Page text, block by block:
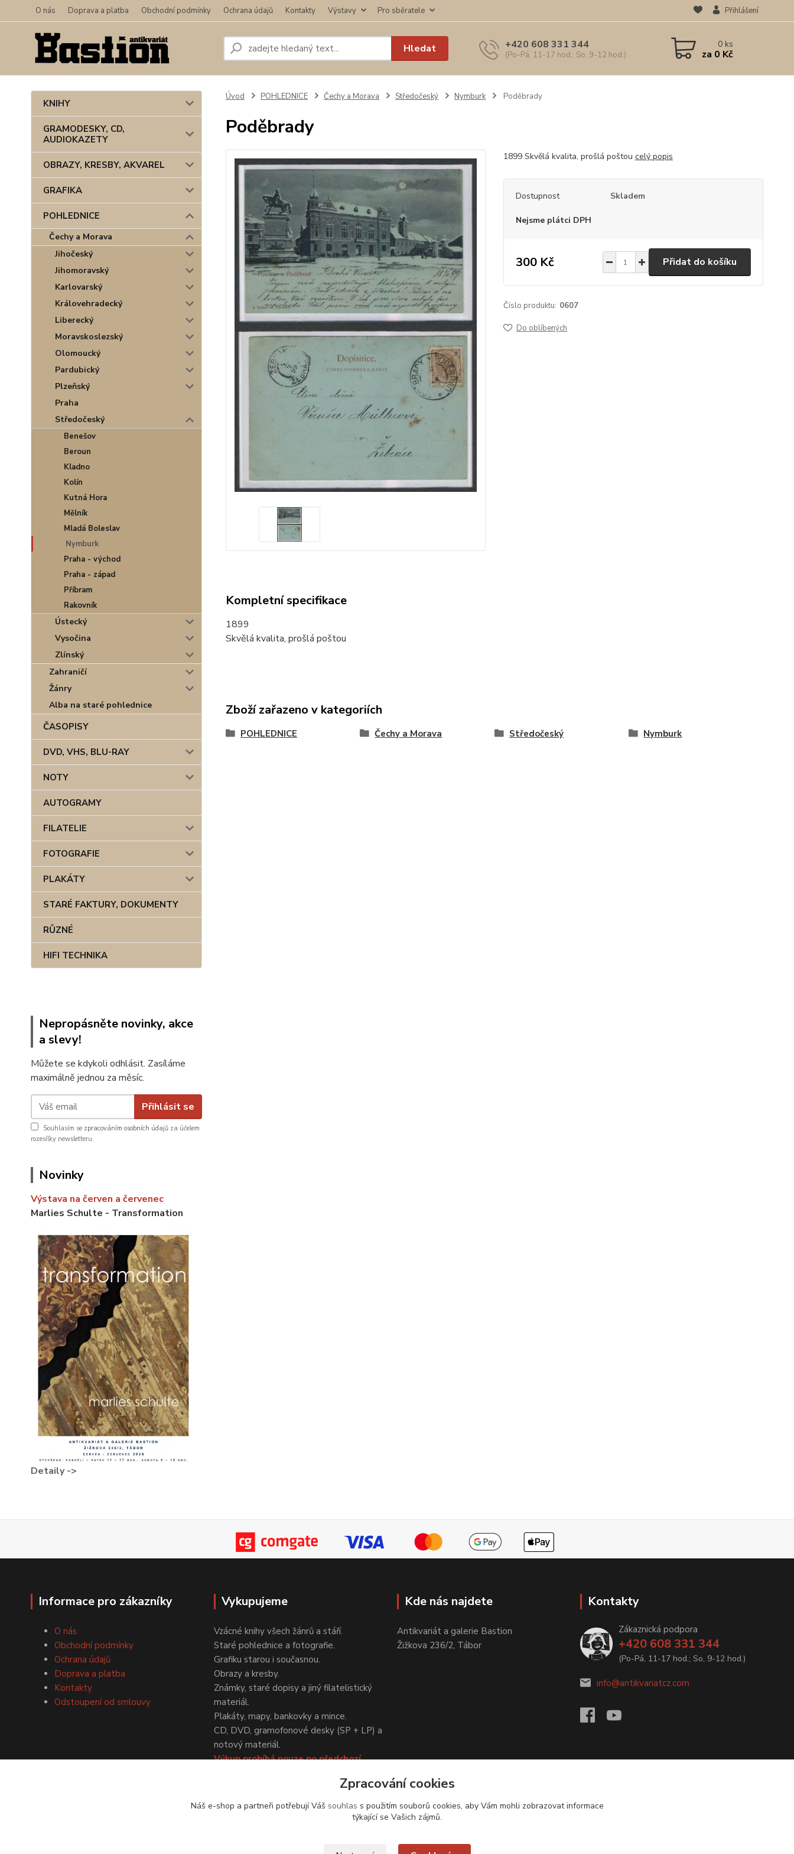
O nás Doprava a platba Obchodní podmínky Ochrana údajů Kontakty Výstavy Pro sběratele Přihlášení
Hledat +420 608 331 344
(Po-Pá, 11-17 hod.; So, 9-12 hod.)
0ks
za 0 Kč
KNIHY
GRAMODESKY, CD,
AUDIOKAZETY
OBRAZY, KRESBY, AKVAREL
GRAFIKA
POHLEDNICE
Čechy a Morava
Jihočeský
Jihomoravský
Karlovarský
Královehradecký
Liberecký
Moravskoslezský
Olomoucký
Pardubický
Plzeňský
Praha
Středočeský
Benešov
Beroun
Kladno
Kolín
Kutná Hora
Mělník
Mladá Boleslav
Nymburk
Praha - východ
Praha - západ
Příbram
Rakovník
Ústecký
Vysočina
Zlínský
Zahraničí
Žánry
Alba na staré pohlednice
ČASOPISY
DVD, VHS, BLU-RAY
NOTY
AUTOGRAMY
FILATELIE
FOTOGRAFIE
PLAKÁTY
STARÉ FAKTURY, DOKUMENTY
RŮZNÉ
HIFI TECHNIKA
Nepropásněte novinky, akce
a slevy!
Můžete se kdykoli odhlásit. Zasíláme
maximálně jednou za měsíc.
Přihlásit se
Souhlasím se zpracováním osobních údajů za účelem
rozesílky newsletteru.
Novinky
Výstava na červen a červenec
Marlies Schulte - Transformation
Detaily ->
Úvod POHLEDNICE Čechy a Morava Středočeský Nymburk Poděbrady
Poděbrady
1899 Skvělá kvalita, prošlá poštou celý popis
Dostupnost Skladem
Nejsme plátci DPH
300 Kč Přidat do košíku
Číslo produktu: 0607
Do oblíbených
Kompletní specifikace
1899
Skvělá kvalita, prošlá poštou
Zboží zařazeno v kategoriích
POHLEDNICE Čechy a Morava Středočeský Nymburk
Informace pro zákazníky
O nás
Obchodní podmínky
Ochrana údajů
Doprava a platba
Kontakty
Odstoupení od smlouvy
Vykupujeme
Vzácné knihy všech žánrů a stáří.
Staré pohlednice a fotografie.
Grafiku starou i současnou.
Obrazy a kresby.
Známky, staré dopisy a jiný filatelistický
materiál.
Plakáty, mapy, bankovky a mince.
CD, DVD, gramofonové desky (SP + LP) a
notový materiál.
Výkup probíhá pouze po předchozí
Kde nás najdete
Antikvariát a galerie Bastion
Žižkova 236/2, Tábor
Kontakty
Zákaznická podpora
+420 608 331 344
(Po-Pá, 11-17 hod.; So, 9-12 hod.)
info@antikvariatcz.com
Upravit sběr cookies.
Zpracování cookies
Náš e-shop a partneři potřebují Váš souhlas s použitím souborů cookies, aby Vám mohli zobrazovat informace
týkající se Vašich zájmů.